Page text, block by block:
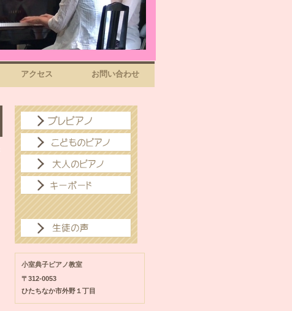
アクセス お問い合わせ
小室典子ピアノ教室
〒312-0053
ひたちなか市外野１丁目